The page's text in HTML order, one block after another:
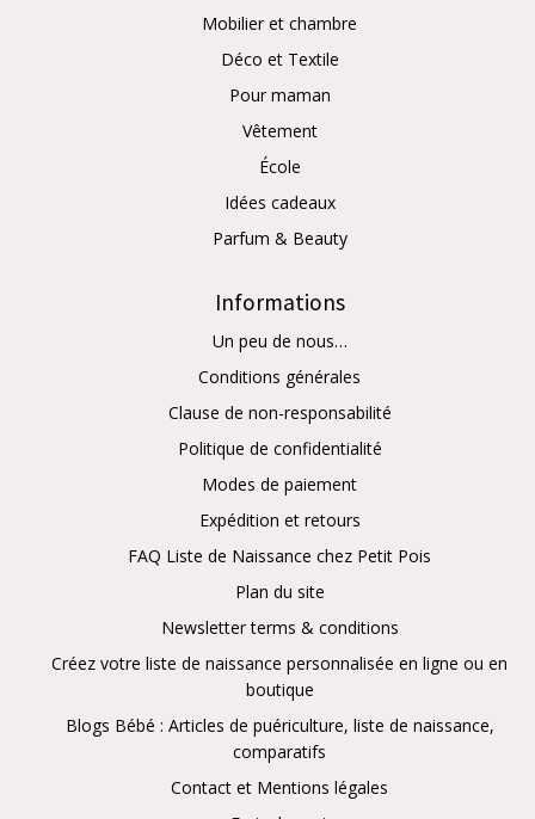
Mobilier et chambre
Déco et Textile
Pour maman
Vêtement
École
Idées cadeaux
Parfum & Beauty
Informations
Un peu de nous…
Conditions générales
Clause de non-responsabilité
Politique de confidentialité
Modes de paiement
Expédition et retours
FAQ Liste de Naissance chez Petit Pois
Plan du site
Newsletter terms & conditions
Créez votre liste de naissance personnalisée en ligne ou en
boutique
Blogs Bébé : Articles de puériculture, liste de naissance,
comparatifs
Contact et Mentions légales